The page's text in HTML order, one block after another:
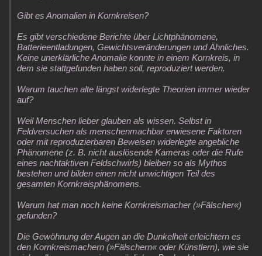
Gibt es Anomalien in Kornkreisen?
Es gibt verschiedene Berichte über Lichtphänomene,
Batterieentladungen, Gewichtsveränderungen und Ähnliches.
Keine unerklärliche Anomalie konnte in einem Kornkreis, in
dem sie stattgefunden haben soll, reproduziert werden.
Warum tauchen alte längst widerlegte Theorien immer wieder
auf?
Weil Menschen lieber glauben als wissen. Selbst in
Feldversuchen als menschenmachbar erwiesene Faktoren
oder mit reproduzierbaren Beweisen widerlegte angebliche
Phänomene (z. B. nicht auslösende Kameras oder die Rufe
eines nachtaktiven Feldschwirls) bleiben so als Mythos
bestehen und bilden einen nicht unwichtigen Teil des
gesamten Kornkreisphänomens.
Warum hat man noch keine Kornkreismacher (»Fälscher«)
gefunden?
Die Gewöhnung der Augen an die Dunkelheit erleichtern es
den Kornkreismachern (»Fälschern« oder Künstlern), wie sie